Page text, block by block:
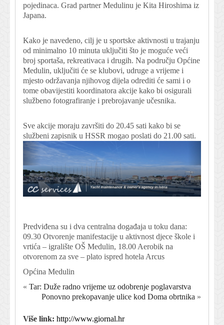
pojedinaca. Grad partner Medulinu je Kita Hiroshima iz
Japana.
Kako je navedeno, cilj je u sportske aktivnosti u trajanju
od minimalno 10 minuta uključiti što je moguće veći
broj sportaša, rekreativaca i drugih. Na području Općine
Medulin, uključiti će se klubovi, udruge a vrijeme i
mjesto održavanja njihovog dijela odrediti će sami i o
tome obavijestiti koordinatora akcije kako bi osigurali
službeno fotografiranje i prebrojavanje učesnika.
Sve akcije moraju završiti do 20.45 sati kako bi se
službeni zapisnik u HSSR mogao poslati do 21.00 sati.
Predviđena su i dva centralna događaja u toku dana:
09.30 Otvorenje manifestacije u aktivnost djece škole i
vrtića – igralište OŠ Medulin, 18.00 Aerobik na
otvorenom za sve – plato ispred hotela Arcus
Općina Medulin
« Tar: Duže radno vrijeme uz odobrenje poglavarstva
Ponovno prekopavanje ulice kod Doma obrtnika »
Više link: http://www.giornal.hr